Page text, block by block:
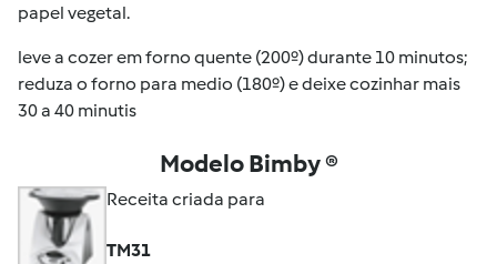
papel vegetal.
leve a cozer em forno quente (200º) durante 10 minutos;
reduza o forno para medio (180º) e deixe cozinhar mais
30 a 40 minutis
Modelo Bimby ®
Receita criada para
TM31